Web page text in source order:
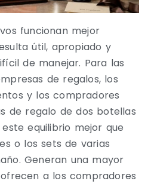
funcionan mejor
útil, apropiado y
de manejar. Para las
de regalos, los
y los compradores
de regalo de dos botellas
equilibrio mejor que
o los sets de varias
Generan una mayor
a los compradores